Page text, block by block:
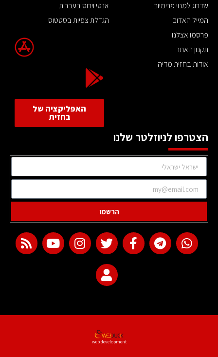
שדרוג למנוי פרימיום
המייל האדום
פרסמו אצלנו
תקנון האתר
אודות בחזית מדיה
אנטי וירוס בעברית
הגדלת צפיות בסטטוס
האפליקציה של
בחזית
הצטרפו לניוזלטר שלנו
הרשמו
web development